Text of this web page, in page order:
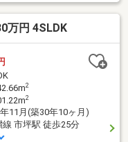
万円 4SLDK
2
2
11月(築30年10ヶ月)
線 市坪駅 徒歩25分